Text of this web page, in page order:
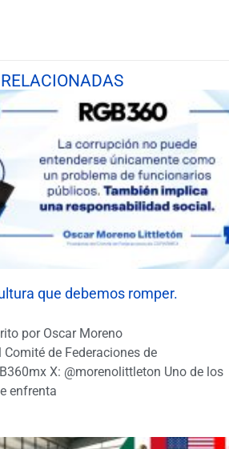
que debemos romper.
por Oscar Moreno
de Federaciones de
X: @morenolittleton Uno de los
enfrenta